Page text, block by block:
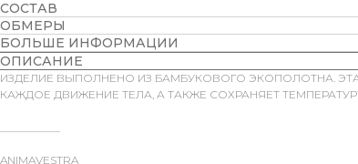
СОСТАВ
ОБМЕРЫ
БОЛЬШЕ ИНФОРМАЦИИ
ОПИСАНИЕ
ИЗДЕЛИЕ ВЫПОЛНЕНО ИЗ БАМБУКОВОГО ЭКОПОЛОТНА.
КАЖДОЕ ДВИЖЕНИЕ ТЕЛА, А ТАКЖЕ СОХРАНЯЕТ
ANIMAVESTRA